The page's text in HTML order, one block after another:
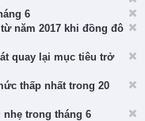
6
năm 2017 khi đồng đô
quay lại mục tiêu trở
thấp nhất trong 20
nhẹ trong tháng 6